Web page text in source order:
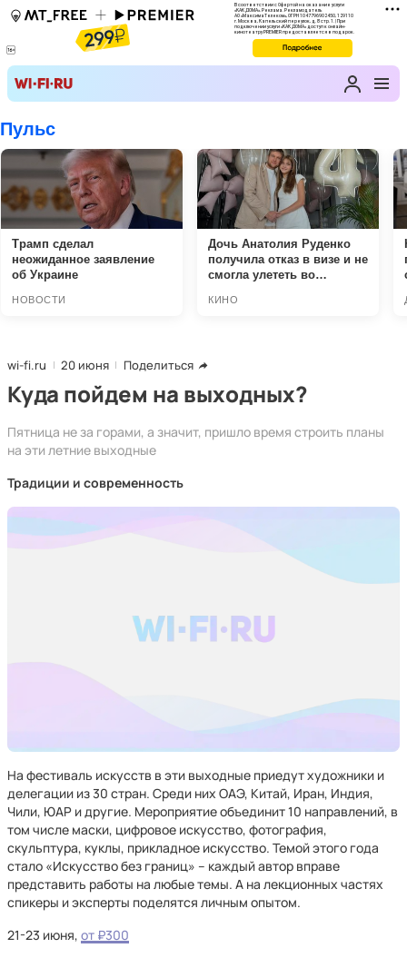
wi-fi.ru 20 июня Поделиться
Куда пойдем на выходных?
Пятница не за горами, а значит, пришло время строить планы
на эти летние выходные
Традиции и современность
На фестиваль искусств в эти выходные приедут художники и
делегации из 30 стран. Среди них ОАЭ, Китай, Иран, Индия,
Чили, ЮАР и другие. Мероприятие объединит 10 направлений, в
том числе маски, цифровое искусство, фотография,
скульптура, куклы, прикладное искусство. Темой этого года
стало «Искусство без границ» – каждый автор вправе
представить работы на любые темы. А на лекционных частях
спикеры и эксперты поделятся личным опытом.
21-23 июня, от ₽300